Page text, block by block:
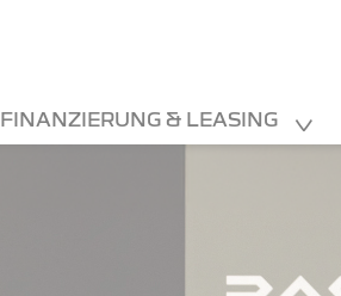
FINANZIERUNG & LEASING